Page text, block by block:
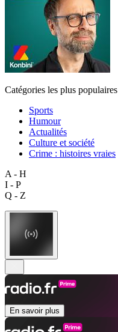
Catégories les plus populaires
Sports
Humour
Actualités
Culture et société
Crime : histoires vraies
A - H
I - P
Q - Z
En savoir plus